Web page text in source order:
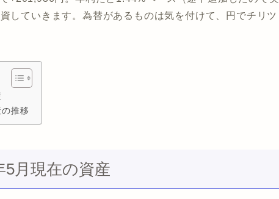
していきます。為替があるものは気を付けて、円でチリツ
推移
月現在の資産